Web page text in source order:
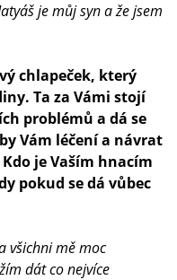
je můj syn a že jsem
chlapeček, který
Ta za Vámi stojí
problémů a dá se
Vám léčení a návrat
je Vaším hnacím
pokud se dá vůbec
všichni mě moc
dát co nejvíce